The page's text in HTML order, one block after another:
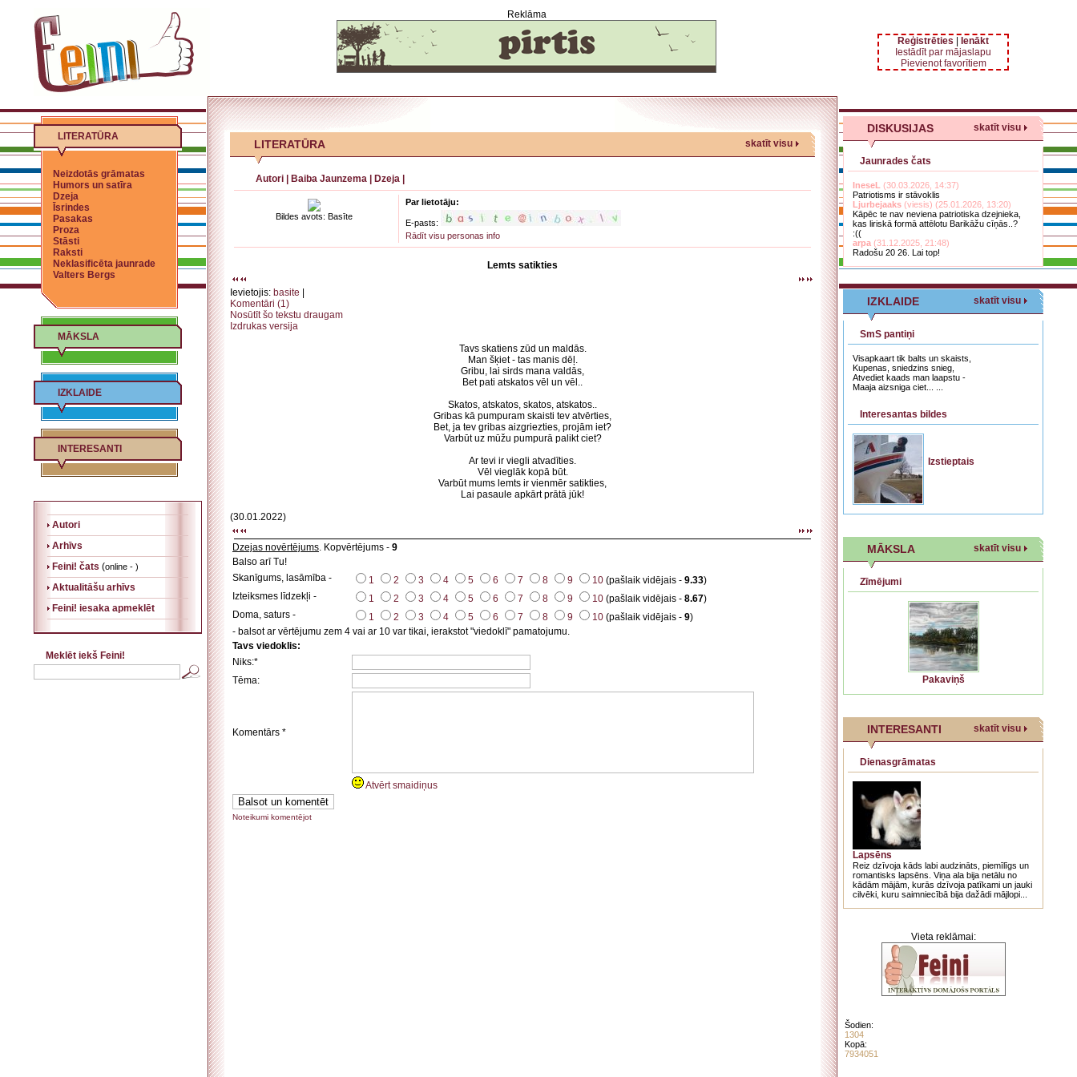
Reklāma
Reģistrēties
Ienākt
Iestādīt par mājaslapu
Pievienot favorītiem
LITERATŪRA
Neizdotās grāmatas
Humors un satīra
Dzeja
Īsrindes
Pasakas
Proza
Stāsti
Raksti
Neklasificēta jaunrade
Valters Bergs
MĀKSLA
IZKLAIDE
INTERESANTI
Autori
Arhīvs
Feini! čats (online - )
Aktualitāšu arhīvs
Feini! iesaka apmeklēt
Meklēt iekš Feini!
LITERATŪRA skatīt visu
Autori Baiba Jaunzema Dzeja
Bildes avots: Basīte
Par lietotāju:
E-pasts:
Rādīt visu personas info
Lemts satikties
Ievietojis: basite
Komentāri (1)
Nosūtīt šo tekstu draugam
Izdrukas versija
Tavs skatiens zūd un maldās.
Man šķiet - tas manis dēļ.
Gribu, lai sirds mana valdās,
Bet pati atskatos vēl un vēl..
Skatos, atskatos, skatos, atskatos..
Gribas kā pumpuram skaisti tev atvērties,
Bet, ja tev gribas aizgriezties, projām iet?
Varbūt uz mūžu pumpurā palikt ciet?
Ar tevi ir viegli atvadīties.
Vēl vieglāk kopā būt.
Varbūt mums lemts ir vienmēr satikties,
Lai pasaule apkārt prātā jūk!
(30.01.2022)
Dzejas novērtējums. Kopvērtējums - 9
Balso arī Tu!
Skanīgums, lasāmība -
1 2 3 4 5 6 7 8 9 10 (pašlaik vidējais - 9.33)
Izteiksmes līdzekļi -
1 2 3 4 5 6 7 8 9 10 (pašlaik vidējais - 8.67)
Doma, saturs -
1 2 3 4 5 6 7 8 9 10 (pašlaik vidējais - 9)
- balsot ar vērtējumu zem 4 vai ar 10 var tikai, ierakstot "viedoklī" pamatojumu.
Tavs viedoklis:
Niks:*
Tēma:
Komentārs *
Atvērt smaidiņus
Noteikumi komentējot
DISKUSIJAS skatīt visu
Jaunrades čats
IneseL (30.03.2026, 14:37)
Patriotisms ir stāvoklis
Ljurbejaaks (viesis) (25.01.2026, 13:20)
Kāpēc te nav neviena patriotiska dzejnieka,
kas liriskā formā attēlotu Barikāžu cīņās..?
:((
arpa (31.12.2025, 21:48)
Radošu 20 26. Lai top!
IZKLAIDE skatīt visu
SmS pantiņi
Visapkaart tik balts un skaists,
Kupenas, sniedzins snieg,
Atvediet kaads man laapstu -
Maaja aizsniga ciet... ...
Interesantas bildes
Izstieptais
MĀKSLA skatīt visu
Zīmējumi
Pakaviņš
INTERESANTI skatīt visu
Dienasgrāmatas
Lapsēns
Reiz dzīvoja kāds labi audzināts, piemīlīgs un
romantisks lapsēns. Viņa ala bija netālu no
kādām mājām, kurās dzīvoja patīkami un jauki
cilvēki, kuru saimniecībā bija dažādi mājlopi...
Vieta reklāmai:
Šodien:
1304
Kopā:
7934051